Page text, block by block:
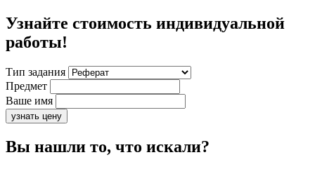
Узнайте стоимость индивидуальной
работы!
Тип задания
Предмет
Ваше имя
узнать цену
Вы нашли то, что искали?